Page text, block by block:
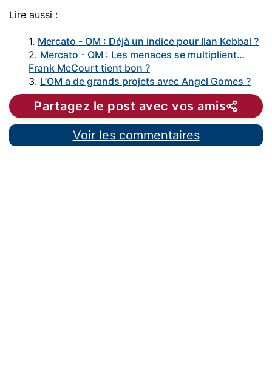
Lire aussi :
1. Mercato - OM : Déjà un indice pour Ilan Kebbal ?
2. Mercato - OM : Les menaces se multiplient…
Frank McCourt tient bon ?
3. L’OM a de grands projets avec Angel Gomes ?
Partagez le post avec vos amis
Voir les commentaires